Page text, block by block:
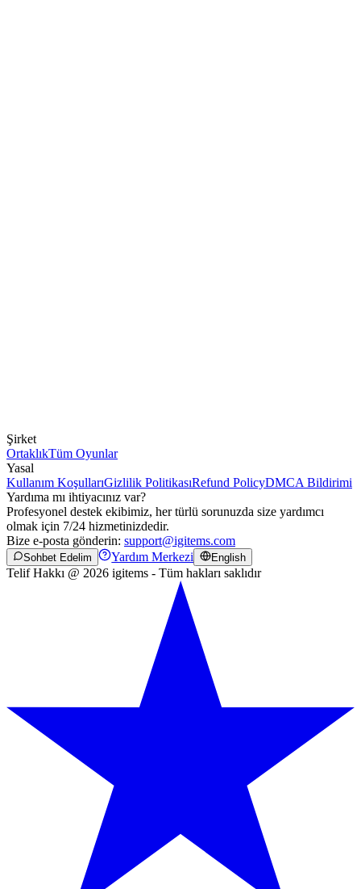
Şirket
OrtaklıkTüm Oyunlar
Yasal
Kullanım KoşullarıGizlilik PolitikasıRefund PolicyDMCA Bildirimi
Yardıma mı ihtiyacınız var?
Profesyonel destek ekibimiz, her türlü sorunuzda size yardımcı
olmak için 7/24 hizmetinizdedir.
Bize e-posta gönderin: support@igitems.com
Sohbet Edelim Yardım Merkezi English
Telif Hakkı @ 2026 igitems - Tüm hakları saklıdır